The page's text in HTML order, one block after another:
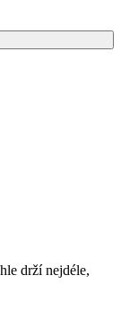
drží nejdéle,